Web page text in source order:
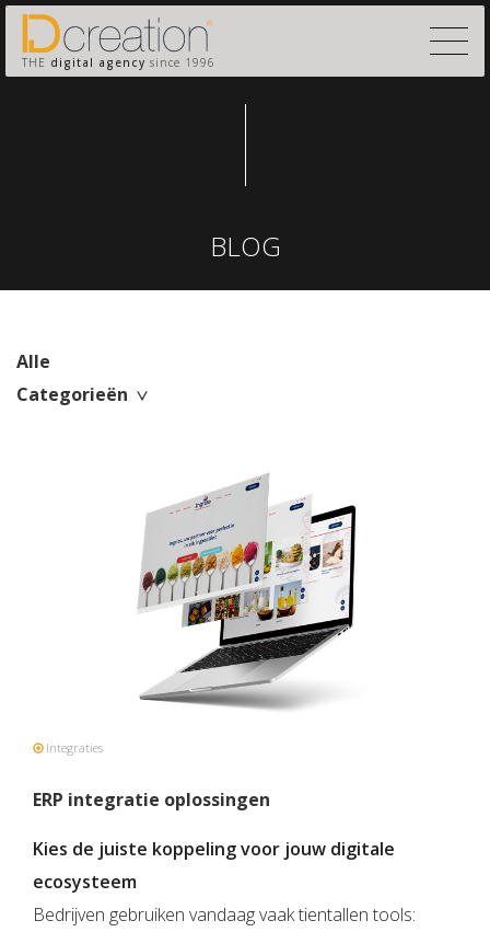
THE digital agency since 1996
BLOG
Alle
Categorieën
Integraties
ERP integratie oplossingen
Kies de juiste koppeling voor jouw digitale
ecosysteem
Bedrijven gebruiken vandaag vaak tientallen tools: